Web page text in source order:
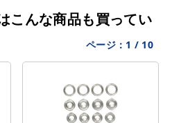
ページ： 1 / 10